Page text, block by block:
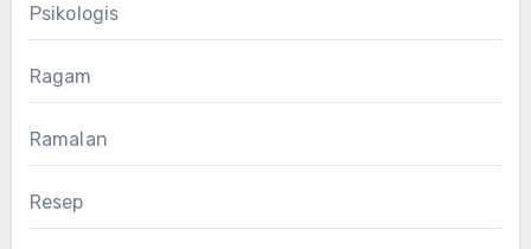
Psikologis
Ragam
Ramalan
Resep